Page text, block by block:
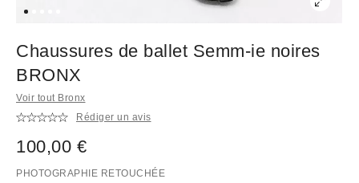
Chaussures de ballet Semm-ie noires
BRONX
Voir tout Bronx
Rédiger un avis
100,00 €
PHOTOGRAPHIE RETOUCHÉE